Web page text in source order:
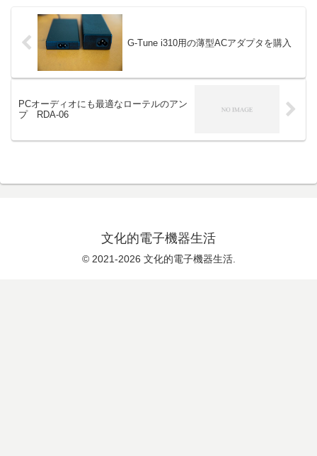
G-Tune i310用の薄型ACアダプタを購入
PCオーディオにも最適なローテルのアン
プ RDA-06
文化的電子機器生活
© 2021-2026 文化的電子機器生活.